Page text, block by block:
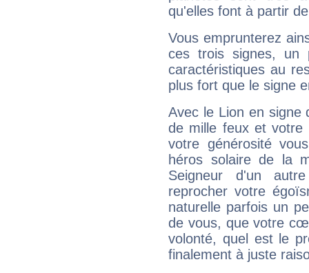
qu'elles font à partir
Vous emprunterez
ces trois signes, un
caractéristiques au
plus fort que le signe
Avec le Lion en signe
de mille feux et votre
votre générosité
héros solaire de la
Seigneur d'un
reprocher votre
naturelle parfois un
de vous, que votre
volonté, quel est le
finalement à juste